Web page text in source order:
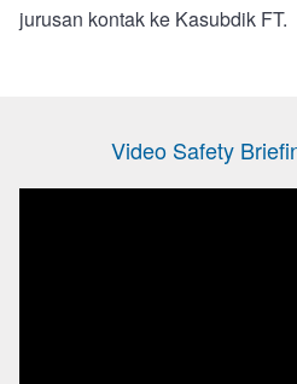
jurusan kontak ke Kasubdik FT.
Video Safety